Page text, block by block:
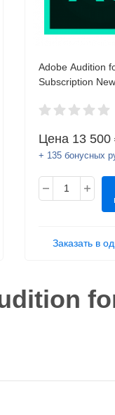
Adobe Audition
Subscription
Цена 13 500
+ 135 бонусных
Заказать в